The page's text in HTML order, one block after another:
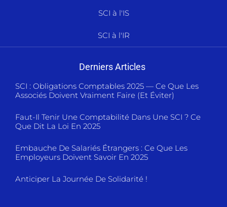
SCI à l'IS
SCI à l'IR
Derniers Articles
SCI : Obligations Comptables 2025 — Ce Que Les
Associés Doivent Vraiment Faire (et Éviter)
Faut-Il Tenir Une Comptabilité Dans Une SCI ? Ce
Que Dit La Loi En 2025
Embauche De Salariés Étrangers : Ce Que Les
Employeurs Doivent Savoir En 2025
Anticiper La Journée De Solidarité !